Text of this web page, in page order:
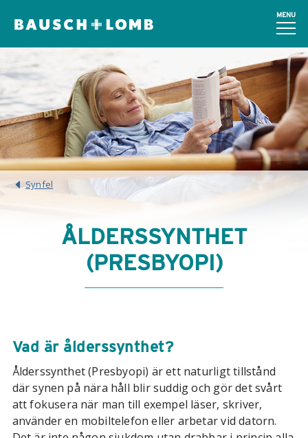
MENU
Synfel
ÅLDERSSYNTHET
(PRESBYOPI)
Vad är ålderssynthet?
Ålderssynthet (Presbyopi) är ett naturligt tillstånd
där synen på nära håll blir suddig och gör det svårt
att fokusera när man till exempel läser, skriver,
använder en mobiltelefon eller arbetar vid datorn.